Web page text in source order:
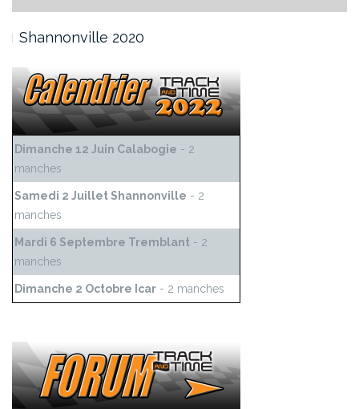
Shannonville 2020
Dimanche 12 Juin Calabogie - 2
manches
Samedi 2 Juillet Shannonville - 2
manches
Mardi 6 Septembre Tremblant - 2
manches
Dimanche 2 Octobre Icar - 2 manches